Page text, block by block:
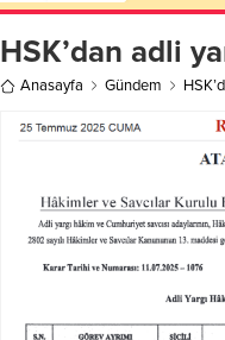
HSK’dan adli
Anasayfa Gündem